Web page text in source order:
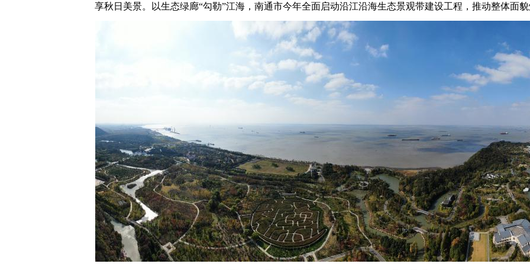
享秋日美景。以生态绿廊“勾勒”江海，南通市今年全面启动沿江沿海生态景观带建设工程，推动整体面